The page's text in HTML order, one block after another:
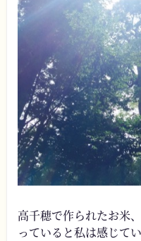
高千穂で作られたお米
っていると私は感じてい